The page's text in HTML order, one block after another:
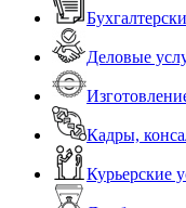
Деловые
Кадры,
Курьерские